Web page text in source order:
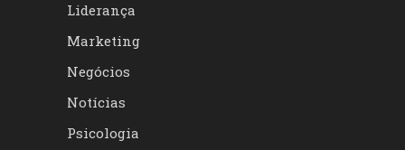
Liderança
Marketing
Negócios
Notícias
Psicologia